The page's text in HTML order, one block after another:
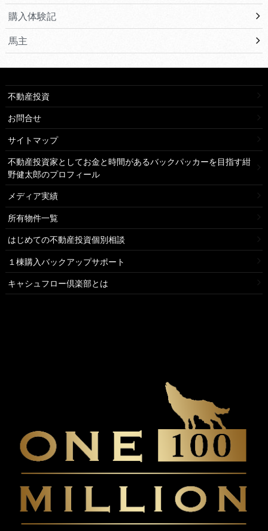
購入体験記
馬主
不動産投資
お問合せ
サイトマップ
不動産投資家としてお金と時間があるバックパッカーを目指す紺
野健太郎のプロフィール
メディア実績
所有物件一覧
はじめての不動産投資個別相談
１棟購入バックアップサポート
キャシュフロー倶楽部とは